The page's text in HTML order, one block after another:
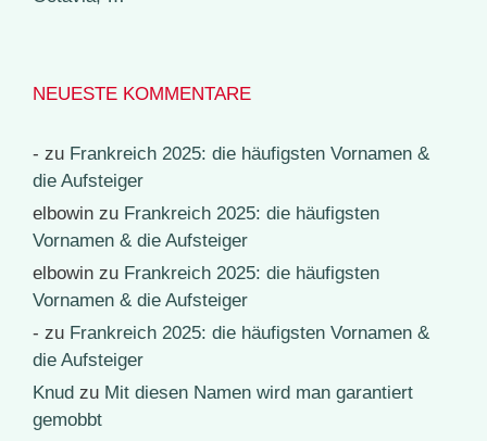
NEUESTE KOMMENTARE
- zu Frankreich 2025: die häufigsten Vornamen &
die Aufsteiger
elbowin zu Frankreich 2025: die häufigsten
Vornamen & die Aufsteiger
elbowin zu Frankreich 2025: die häufigsten
Vornamen & die Aufsteiger
- zu Frankreich 2025: die häufigsten Vornamen &
die Aufsteiger
Knud zu Mit diesen Namen wird man garantiert
gemobbt